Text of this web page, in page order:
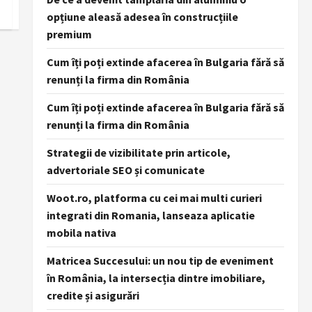
opțiune aleasă adesea în construcțiile
premium
Cum îți poți extinde afacerea în Bulgaria fără să
renunți la firma din România
Cum îți poți extinde afacerea în Bulgaria fără să
renunți la firma din România
Strategii de vizibilitate prin articole,
advertoriale SEO și comunicate
Woot.ro, platforma cu cei mai multi curieri
integrati din Romania, lanseaza aplicatie
mobila nativa
Matricea Succesului: un nou tip de eveniment
în România, la intersecția dintre imobiliare,
credite și asigurări